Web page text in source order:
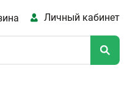
Личный кабинет